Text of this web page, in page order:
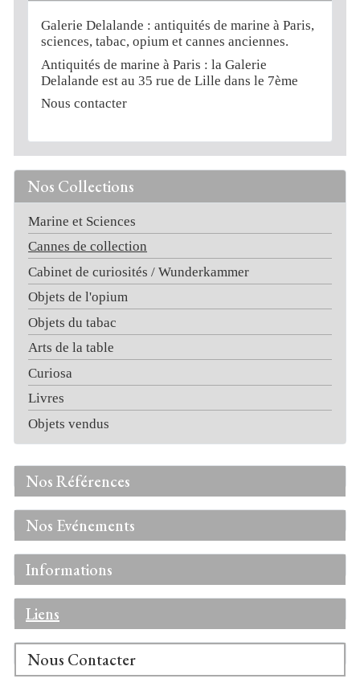
Nos Collections
Marine et Sciences
Cannes de collection
Cabinet de curiosités / Wunderkammer
Objets de l'opium
Objets du tabac
Arts de la table
Curiosa
Livres
Objets vendus
Nos Références
Nos Evénements
Informations
Liens
Nous Contacter
Galerie Delalande : antiquités de marine à Paris,
sciences, tabac, opium et cannes anciennes.
Antiquités de marine à Paris : la Galerie
Delalande est au 35 rue de Lille dans le 7ème
Nous contacter